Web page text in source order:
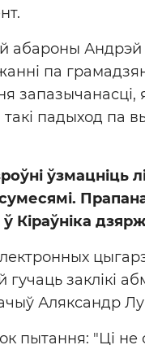
абароны Андрэй
па
запазычанасці,
падыход па
ўзмацніць
Кіраўніка
заклікі
Аляксандр
пытання: "Ці